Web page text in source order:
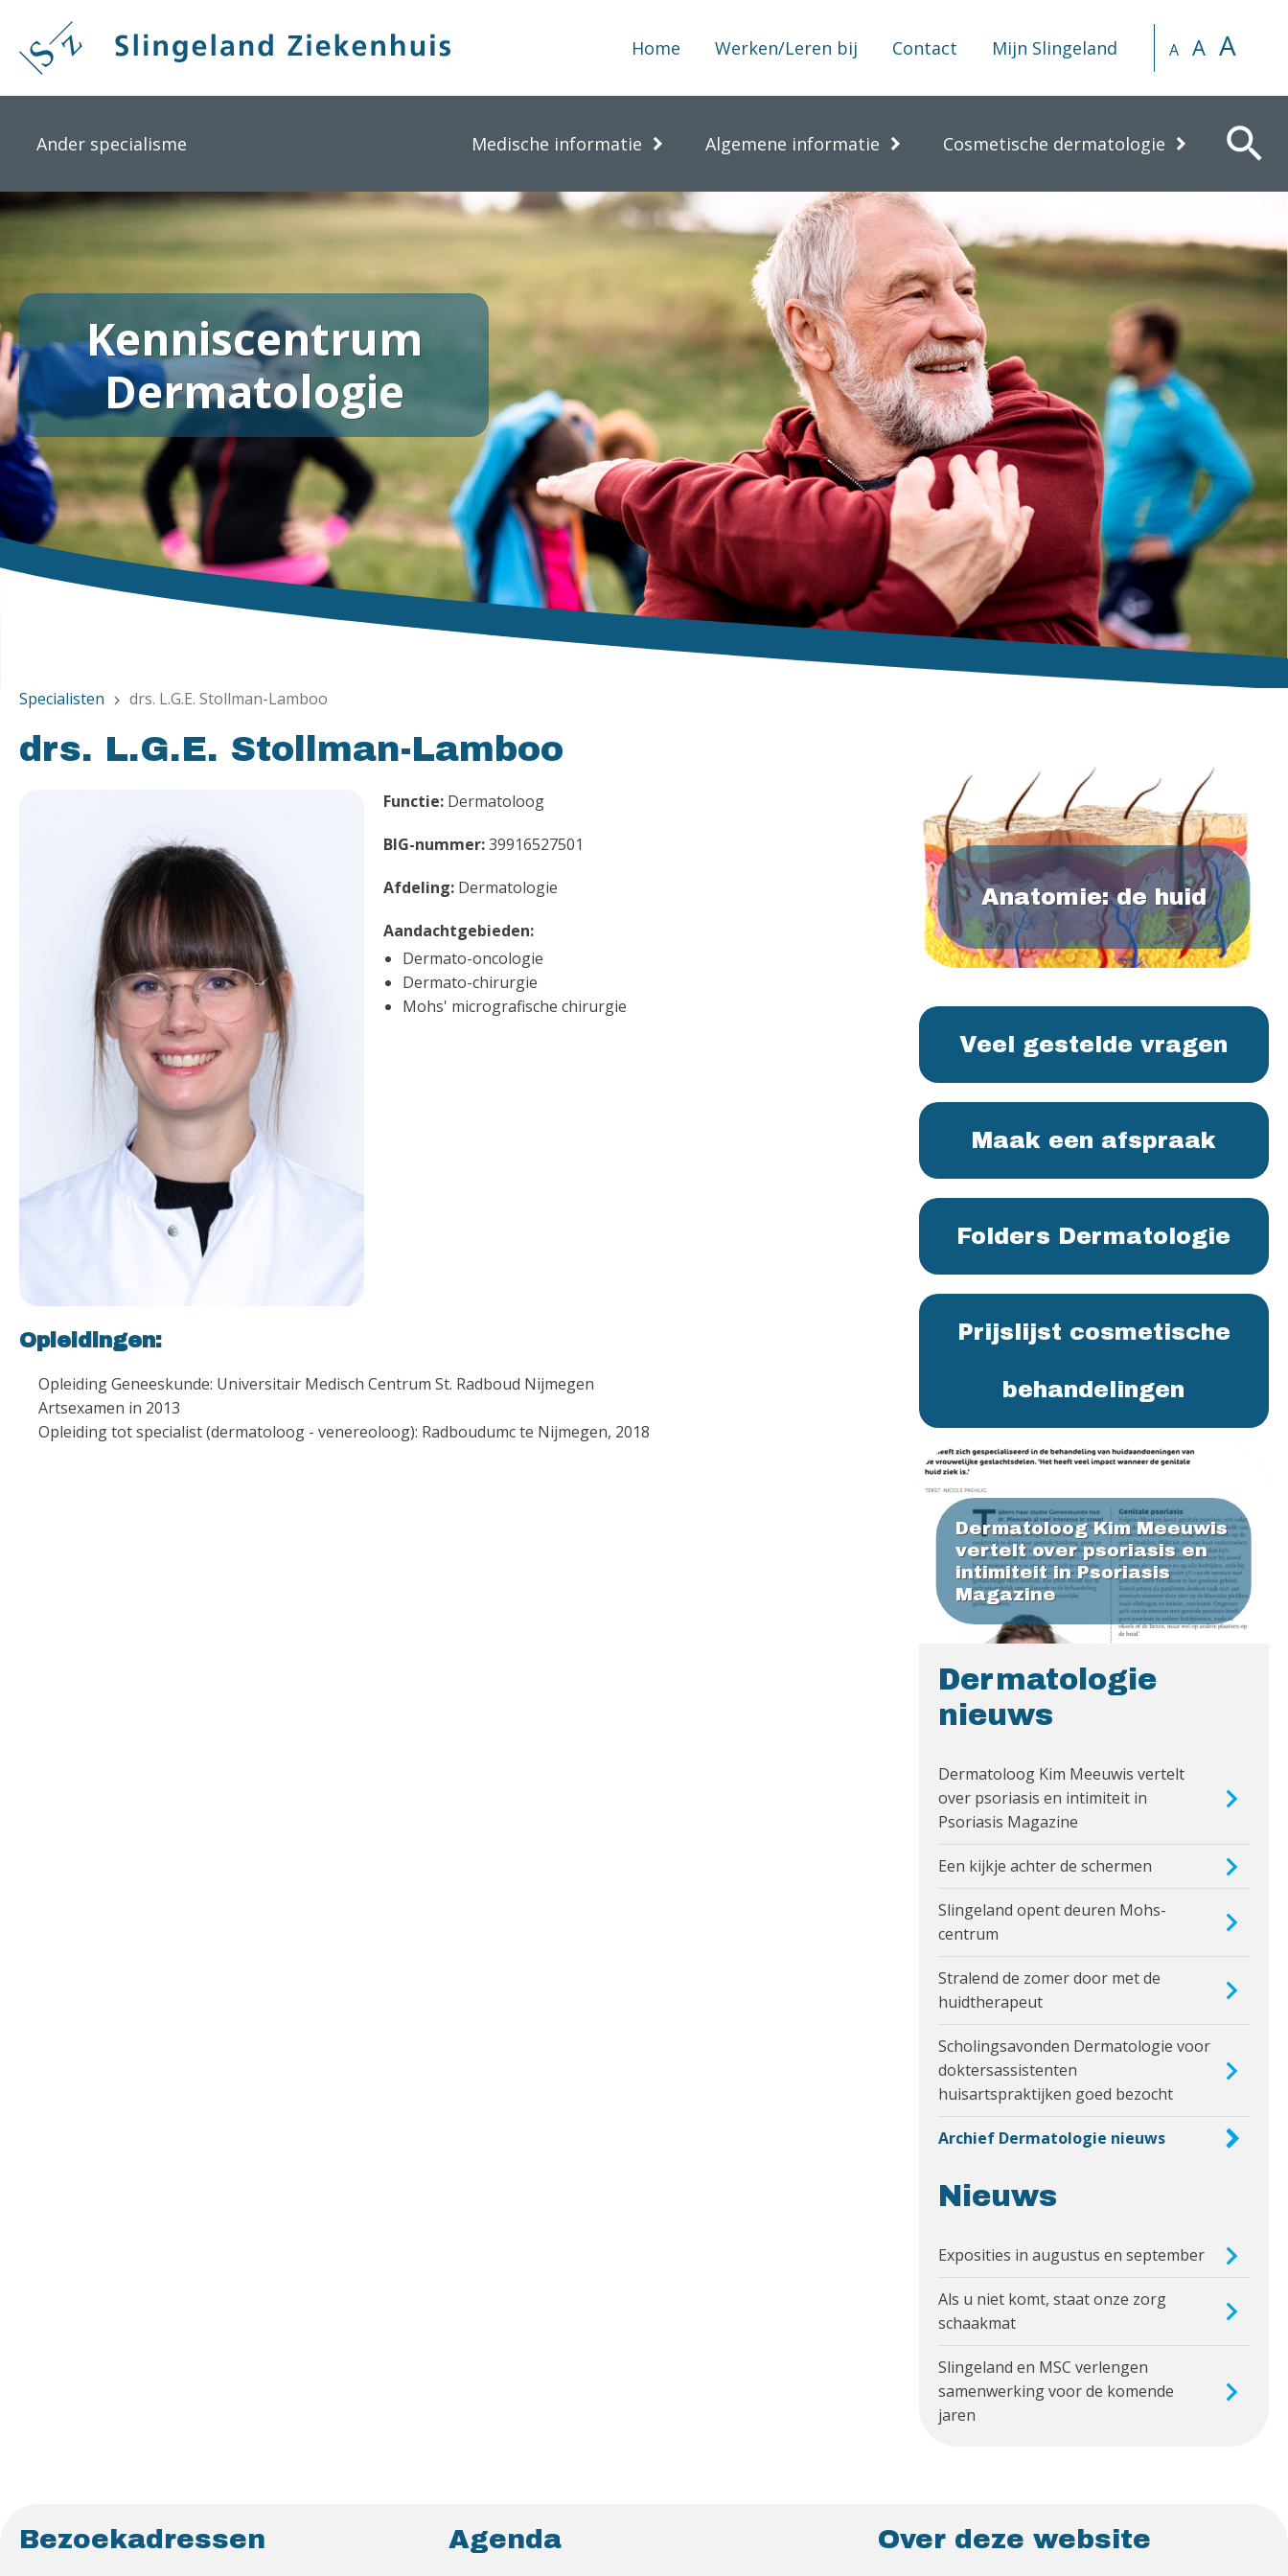
naar
Home Werken/Leren bij Contact Mijn Slingeland A A A
Ander specialisme Medische informatie Algemene informatie Cosmetische dermatologie search
Kenniscentrum
Dermatologie
Specialisten chevron_right drs. L.G.E. Stollman-Lamboo
drs. L.G.E. Stollman-Lamboo
Functie:Dermatoloog
BIG-nummer:39916527501
Afdeling:Dermatologie
Aandachtgebieden:
Dermato-oncologie
Dermato-chirurgie
Mohs' micrografische chirurgie
Opleidingen:
Opleiding Geneeskunde: Universitair Medisch Centrum St. Radboud Nijmegen
Artsexamen in 2013
Opleiding tot specialist (dermatoloog - venereoloog): Radboudumc te Nijmegen, 2018
Anatomie: de huid
Veel gestelde vragen
Maak een afspraak
Folders Dermatologie
Prijslijst cosmetische
behandelingen
Dermatoloog Kim Meeuwis
vertelt over psoriasis en
intimiteit in Psoriasis
Magazine
Dermatologie
nieuws
Dermatoloog Kim Meeuwis vertelt
over psoriasis en intimiteit in
Psoriasis Magazine
Een kijkje achter de schermen
Slingeland opent deuren Mohs-
centrum
Stralend de zomer door met de
huidtherapeut
Scholingsavonden Dermatologie voor
doktersassistenten
huisartspraktijken goed bezocht
Archief Dermatologie nieuws
Nieuws
Exposities in augustus en september
Als u niet komt, staat onze zorg
schaakmat
Slingeland en MSC verlengen
samenwerking voor de komende
jaren
Bezoekadressen Agenda Over deze website